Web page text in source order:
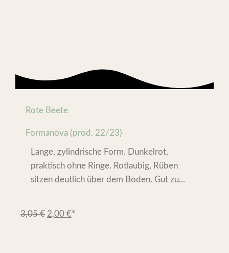
Rote Beete
Formanova (prod. 22/23)
Lange, zylindrische Form. Dunkelrot,
praktisch ohne Ringe. Rotlaubig, Rüben
sitzen deutlich über dem Boden. Gut zu...
3,05€ 2,00 €*